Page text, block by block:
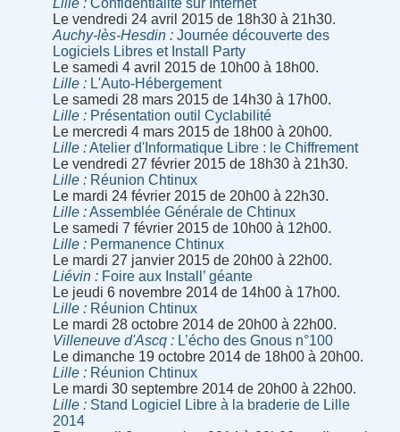
Lille
Confidentialité sur Internet
Le vendredi 24 avril 2015 de 18h30 à 21h30.
Auchy-lès-Hesdin
Journée découverte des
Logiciels Libres et Install Party
Le samedi 4 avril 2015 de 10h00 à 18h00.
Lille
L'Auto-Hébergement
Le samedi 28 mars 2015 de 14h30 à 17h00.
Lille
Présentation outil Cyclabilité
Le mercredi 4 mars 2015 de 18h00 à 20h00.
Lille
Atelier d'Informatique Libre : le Chiffrement
Le vendredi 27 février 2015 de 18h30 à 21h30.
Lille
Réunion Chtinux
Le mardi 24 février 2015 de 20h00 à 22h30.
Lille
Assemblée Générale de Chtinux
Le samedi 7 février 2015 de 10h00 à 12h00.
Lille
Permanence Chtinux
Le mardi 27 janvier 2015 de 20h00 à 22h00.
Liévin
Foire aux Install’ géante
Le jeudi 6 novembre 2014 de 14h00 à 17h00.
Lille
Réunion Chtinux
Le mardi 28 octobre 2014 de 20h00 à 22h00.
Villeneuve d'Ascq
L’écho des Gnous n°100
Le dimanche 19 octobre 2014 de 18h00 à 20h00.
Lille
Réunion Chtinux
Le mardi 30 septembre 2014 de 20h00 à 22h00.
Lille
Stand Logiciel Libre à la braderie de Lille
2014